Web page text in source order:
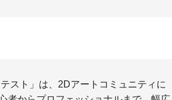
スト」は、 2Dアートコミュニティに